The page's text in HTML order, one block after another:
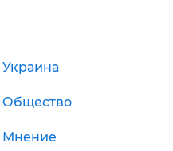
Украина
Общество
Мнение